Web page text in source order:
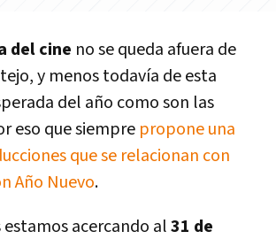
del cine no se queda afuera de
y menos todavía de esta
del año como son las
eso que siempre propone una
que se relacionan con
Año Nuevo.
estamos acercando al31 de